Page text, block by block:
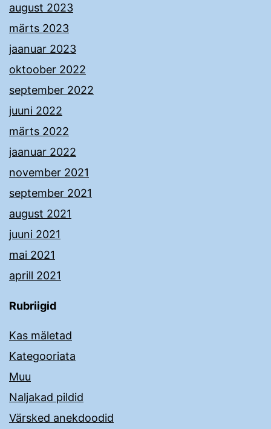
august 2023
märts 2023
jaanuar 2023
oktoober 2022
september 2022
juuni 2022
märts 2022
jaanuar 2022
november 2021
september 2021
august 2021
juuni 2021
mai 2021
aprill 2021
Rubriigid
Kas mäletad
Kategooriata
Muu
Naljakad pildid
Värsked anekdoodid